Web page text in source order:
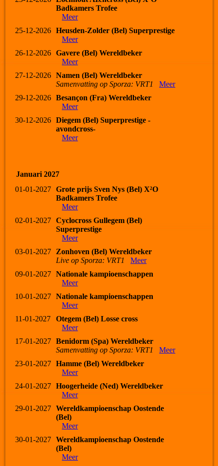
Badkamers Trofee
Meer
25-12-2026
Heusden-Zolder (Bel) Superprestige
Meer
26-12-2026
Gavere (Bel) Wereldbeker
Meer
27-12-2026
Namen (Bel) Wereldbeker
Samenvatting op Sporza: VRT1
Meer
29-12-2026
Besançon (Fra) Wereldbeker
Meer
30-12-2026
Diegem (Bel) Superprestige -
avondcross-
Meer
Januari 2027
01-01-2027
Grote prijs Sven Nys (Bel) X²O
Badkamers Trofee
Meer
02-01-2027
Cyclocross Gullegem (Bel)
Superprestige
Meer
03-01-2027
Zonhoven (Bel) Wereldbeker
Live op Sporza: VRT1
Meer
09-01-2027
Nationale kampioenschappen
Meer
10-01-2027
Nationale kampioenschappen
Meer
11-01-2027
Otegem (Bel) Losse cross
Meer
17-01-2027
Benidorm (Spa) Wereldbeker
Samenvatting op Sporza: VRT1
Meer
23-01-2027
Hamme (Bel) Wereldbeker
Meer
24-01-2027
Hoogerheide (Ned) Wereldbeker
Meer
29-01-2027
Wereldkampioenschap Oostende
(Bel)
Meer
30-01-2027
Wereldkampioenschap Oostende
(Bel)
Meer